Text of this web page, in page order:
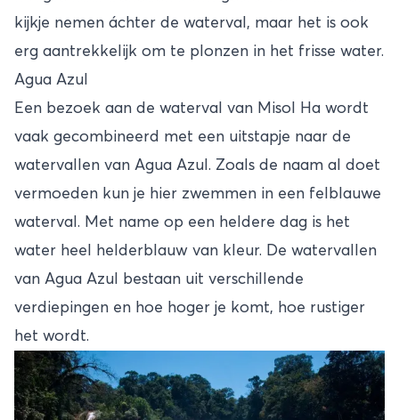
kijkje nemen áchter de waterval, maar het is ook
erg aantrekkelijk om te plonzen in het frisse water.
Agua Azul
Een bezoek aan de waterval van Misol Ha wordt
vaak gecombineerd met een uitstapje naar de
watervallen van Agua Azul. Zoals de naam al doet
vermoeden kun je hier zwemmen in een felblauwe
waterval. Met name op een heldere dag is het
water heel helderblauw van kleur. De watervallen
van Agua Azul bestaan uit verschillende
verdiepingen en hoe hoger je komt, hoe rustiger
het wordt.